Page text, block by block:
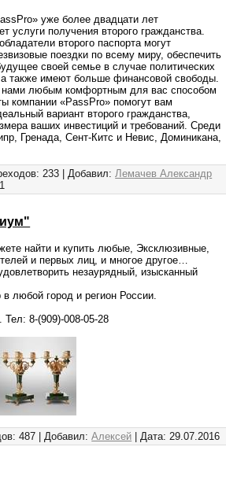
уже более двадцати лет
услуги получения второго гражданства.
второго паспорта могут
поездки по всему миру, обеспечить
своей семье в случае политических
также имеют больше финансовой свободы.
нами любым комфортным для вас способом
компании «PassPro» помогут вам
вариант второго гражданства,
ваших инвестиций и требований. Среди
Гренада, Сент-Китс и Невис, Доминикана,
233 | Добавил: Лемачев Александр
найти и купить любые, Эксклюзивные,
и первых лиц, и многое другое…
незаурядный, изысканный
любой город и регион России.
Тел: 8-(909)-008-05-28
487 | Добавил: Алексей | Дата: 29.07.2016